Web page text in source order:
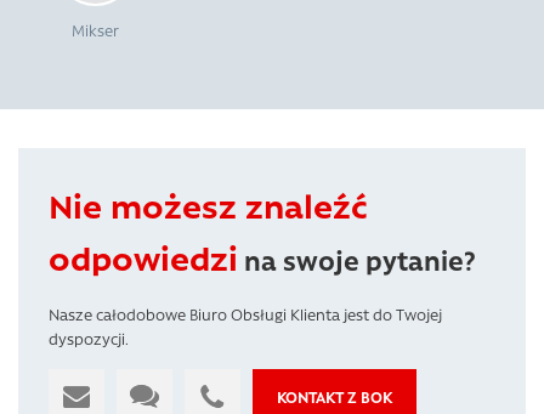
Mikser
Nie możesz znaleźć
odpowiedzi na swoje pytanie?
Nasze całodobowe Biuro Obsługi Klienta jest do Twojej
dyspozycji.
KONTAKT Z BOK